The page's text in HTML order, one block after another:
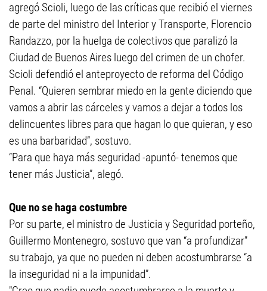
agregó Scioli, luego de las críticas que recibió el viernes
de parte del ministro del Interior y Transporte, Florencio
Randazzo, por la huelga de colectivos que paralizó la
Ciudad de Buenos Aires luego del crimen de un chofer.
Scioli defendió el anteproyecto de reforma del Código
Penal. “Quieren sembrar miedo en la gente diciendo que
vamos a abrir las cárceles y vamos a dejar a todos los
delincuentes libres para que hagan lo que quieran, y eso
es una barbaridad”, sostuvo.
“Para que haya más seguridad -apuntó- tenemos que
tener más Justicia”, alegó.
Que no se haga costumbre
Por su parte, el ministro de Justicia y Seguridad porteño,
Guillermo Montenegro, sostuvo que van “a profundizar”
su trabajo, ya que no pueden ni deben acostumbrarse “a
la inseguridad ni a la impunidad”.